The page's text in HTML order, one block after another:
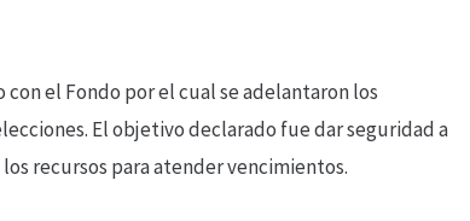
el Fondo por el cual se adelantaron los
El objetivo declarado fue dar seguridad a
recursos para atender vencimientos.